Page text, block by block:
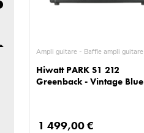
Ampli guitare - Baffle ampli guitare
Hiwatt PARK S1 212
Greenback - Vintage Blue
1 499,00 €